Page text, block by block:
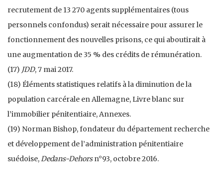
recrutement de 13 270 agents supplémentaires (tous
personnels confondus) serait nécessaire pour assurer le
fonctionnement des nouvelles prisons, ce qui aboutirait à
une augmentation de 35 % des crédits de rémunération.
(17) JDD, 7 mai 2017.
(18) Éléments statistiques relatifs à la diminution de la
population carcérale en Allemagne, Livre blanc sur
l’immobilier pénitentiaire, Annexes.
(19) Norman Bishop, fondateur du département recherche
et développement de l’administration pénitentiaire
suédoise, Dedans-Dehorsn°93, octobre 2016.